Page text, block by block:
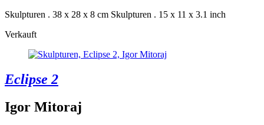
Skulpturen . 38 x 28 x 8 cm Skulpturen . 15 x 11 x 3.1 inch
Verkauft
Eclipse 2
Igor Mitoraj